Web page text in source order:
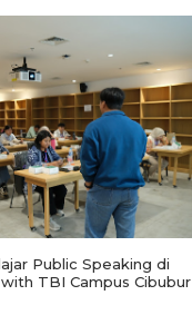
Public Speaking di
TBI Campus Cibubur